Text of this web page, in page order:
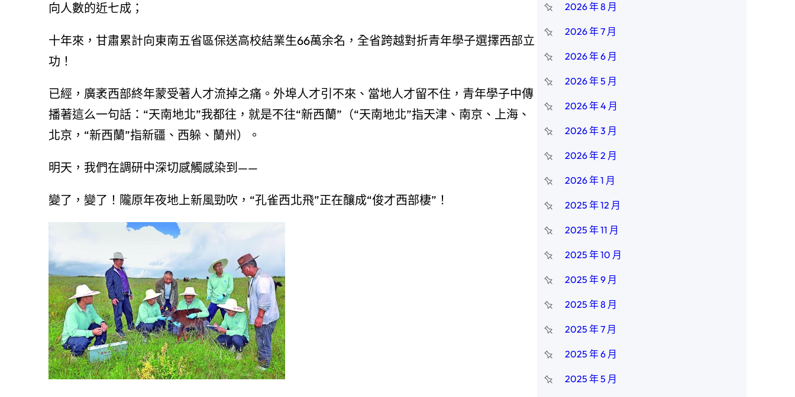
向人數的近七成；
十年來，甘肅累計向東南五省區保送高校結業生66萬余名，全省跨越對折青年學子選擇西部立
功！
已經，廣袤西部終年蒙受著人才流掉之痛。外埠人才引不來、當地人才留不住，青年學子中傳
播著這么一句話：“天南地北”我都往，就是不往“新西蘭”（“天南地北”指天津、南京、上海、
北京，“新西蘭”指新疆、西躲、蘭州）。
明天，我們在調研中深切感觸感染到——
變了，變了！隴原年夜地上新風勁吹，“孔雀西北飛”正在釀成“俊才西部棲”！
2026 年 8 月
2026 年 7 月
2026 年 6 月
2026 年 5 月
2026 年 4 月
2026 年 3 月
2026 年 2 月
2026 年 1 月
2025 年 12 月
2025 年 11 月
2025 年 10 月
2025 年 9 月
2025 年 8 月
2025 年 7 月
2025 年 6 月
2025 年 5 月